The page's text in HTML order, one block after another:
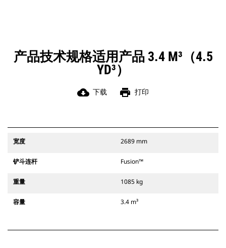
产品技术规格适用产品 3.4 M³（4.5
YD³）
cloud_download 下载 print 打印
宽度 2689 mm
铲斗连杆 Fusion™
重量 1085 kg
容量 3.4 m³